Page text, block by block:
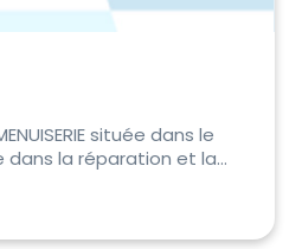
située dans le
dans la réparation et la